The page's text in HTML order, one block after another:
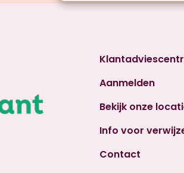
Aanmelden
Bekijk onze
Info voor
Contact